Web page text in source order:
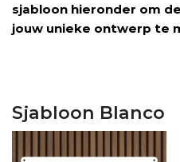
sjabloon hieronder om
jouw unieke ontwerp te
Sjabloon Blanco